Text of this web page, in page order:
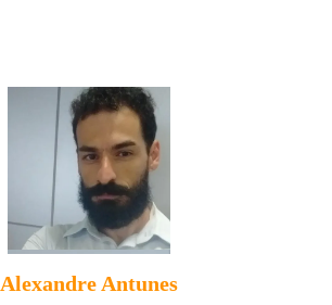
Alexandre Antunes